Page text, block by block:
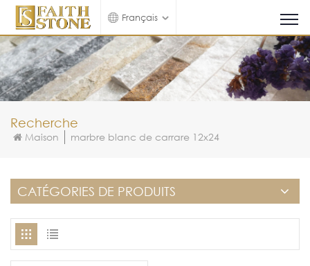
Français
Recherche
Maison marbre blanc de carrare 12x24
CATÉGORIES DE PRODUITS